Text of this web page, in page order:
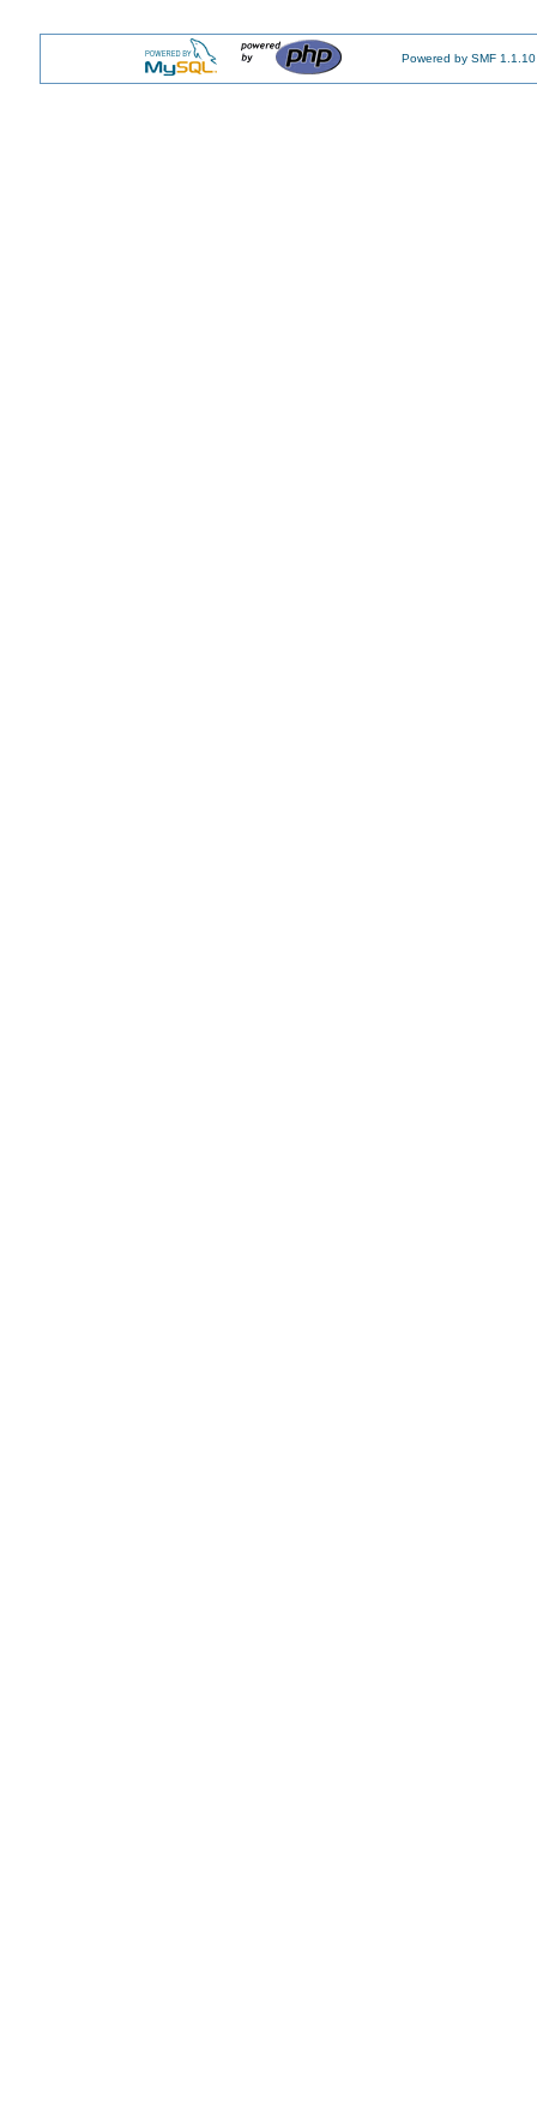
Powered by SMF 1.1.10